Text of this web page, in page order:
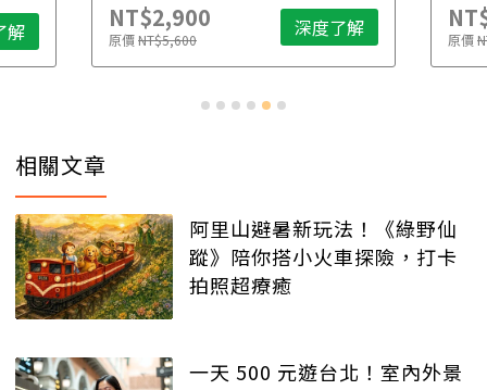
解 NT$2,500
原價NT$4,888 深度了解 原價
相關文章
阿里山避暑新玩法！《綠野仙
蹤》陪你搭小火車探險，打卡
拍照超療癒
一天 500 元遊台北！室內外景